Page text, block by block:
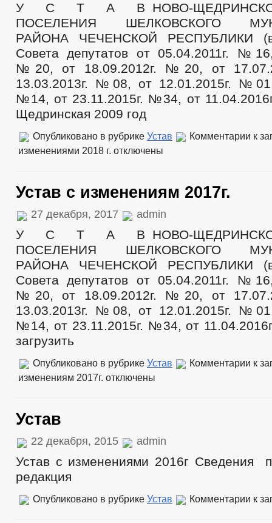
Заседания Совета депутатов
График приёма граждан
Сведения о доходах депутатов
Социальный проект — Муниципальный депутат
_
Противодействие коррупции
Иные акты в сфере противодействия коррупции
Антикоррупционная экспертиза
Методические материалы
Формы документов, связанных с противодействием коррупции, для
Сведения о доходах, расходах, об имуществе и обязательствах
Комиссия по соблюдению требований к служебному поведению и
Обратная связь для сообщений о фактах коррупции
Решения по изменению Устава
Перечни поручений
2021
2020
2019
2018
Проекты к обсуждению
Проекты Решений о внесении изменений в Устав
Проекты Постановлений
Проекты административных регламентов
_
Перечень НПА, содержащих обязательные требования
Административные регламенты
Постановления администрации
Распоряжения администрации
Решения
Протесты
Публичные слушания
Федеральные законы
Бюджет
Бюджет по годам
Отчет об исполнении бюджета
Муниципальные услуги
Проекты административных регламентов
У С Т А В НОВО-
ПОСЕЛЕНИЯ ШЕЛКОВСКОГО
РАЙОНА ЧЕЧЕНСКОЙ РЕСПУБЛИКИ
Совета депутатов от 05.04.2011г.
№20, от 18.09.2012г. №20, от
13.03.2013г. №08, от 12.01.2015г.
№14, от 23.11.2015г. №34, от
Щедринская 2009 год
Опубликовано в рубрике Устав Комментарии к
изменениями 2018 г. отключены
Устав с изменениям 2017г.
27 декабря, 2017 admin
У С Т А В НОВО-
ПОСЕЛЕНИЯ ШЕЛКОВСКОГО
РАЙОНА ЧЕЧЕНСКОЙ РЕСПУБЛИКИ
Совета депутатов от 05.04.2011г.
№20, от 18.09.2012г. №20, от
13.03.2013г. №08, от 12.01.2015г.
№14, от 23.11.2015г. №34, от
загрузить
Опубликовано в рубрике Устав Комментарии к
изменениям 2017г. отключены
Устав
22 декабря, 2015 admin
Устав с изменениями 2016г Сведения
редакция
Опубликовано в рубрике Устав Комментарии к